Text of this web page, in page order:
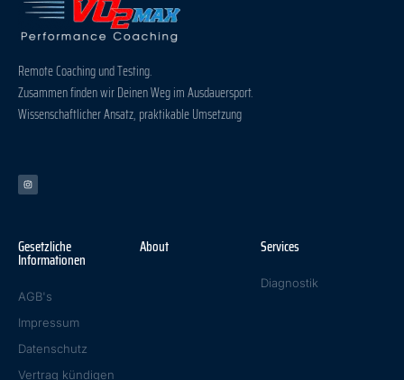
Remote Coaching und Testing.
Zusammen finden wir Deinen Weg im Ausdauersport.
Wissenschaftlicher Ansatz, praktikable Umsetzung
Gesetzliche
Informationen
AGB's
Impressum
Datenschutz
Vertrag kündigen
About Services
Diagnostik